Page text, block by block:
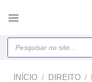
Products
search
INÍCIO / DIREITO /